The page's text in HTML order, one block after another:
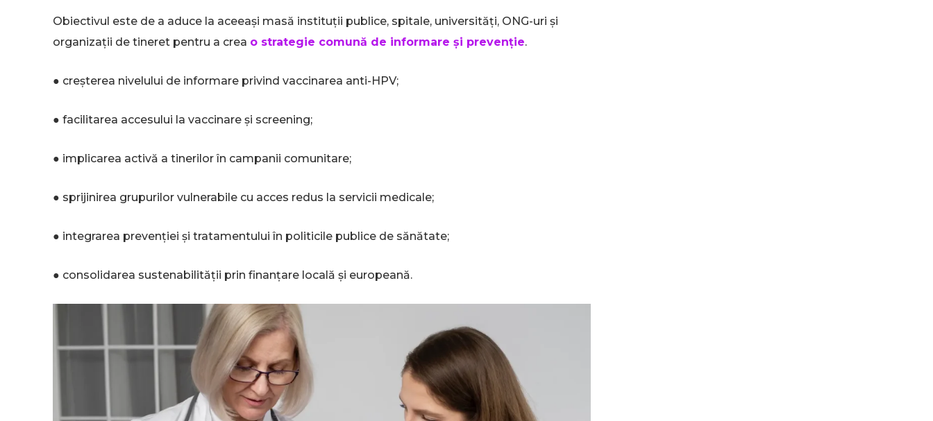
Obiectivul este de a aduce la aceeași masă instituții publice, spitale, universități, ONG-uri și
organizații de tineret pentru a crea o strategie comună de informare și prevenție.
● creșterea nivelului de informare privind vaccinarea anti-HPV;
● facilitarea accesului la vaccinare și screening;
● implicarea activă a tinerilor în campanii comunitare;
● sprijinirea grupurilor vulnerabile cu acces redus la servicii medicale;
● integrarea prevenției și tratamentului în politicile publice de sănătate;
● consolidarea sustenabilității prin finanțare locală și europeană.